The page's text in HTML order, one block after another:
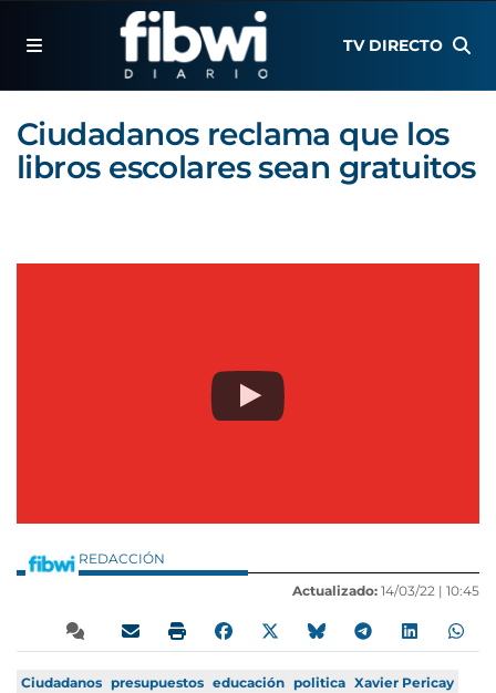
TV DIRECTO
Ciudadanos reclama que los
libros escolares sean gratuitos
REDACCIÓN
Actualizado: 14/03/22 | 10:45
Ciudadanos presupuestos educación politica Xavier Pericay